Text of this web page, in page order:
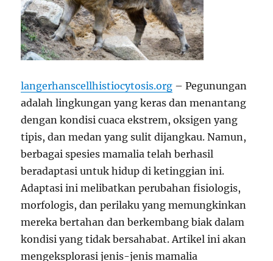
langerhanscellhistiocytosis.org – Pegunungan
adalah lingkungan yang keras dan menantang
dengan kondisi cuaca ekstrem, oksigen yang
tipis, dan medan yang sulit dijangkau. Namun,
berbagai spesies mamalia telah berhasil
beradaptasi untuk hidup di ketinggian ini.
Adaptasi ini melibatkan perubahan fisiologis,
morfologis, dan perilaku yang memungkinkan
mereka bertahan dan berkembang biak dalam
kondisi yang tidak bersahabat. Artikel ini akan
mengeksplorasi jenis-jenis mamalia